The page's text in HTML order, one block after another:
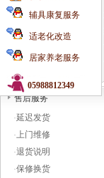
特色服务
·礼物赠送
延保服务
·价格保护
·商品拍卖
售后服务
·延迟发货
·上门维修
·退货说明
·保修换货
辅具康复服务
适老化改造
居家养老服务
05988812349